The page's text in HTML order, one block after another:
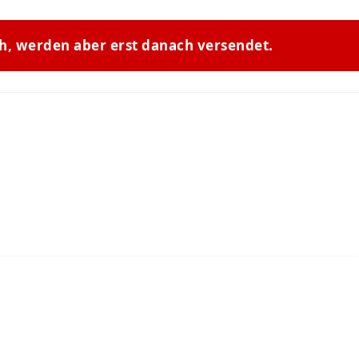
werden aber erst danach versendet.